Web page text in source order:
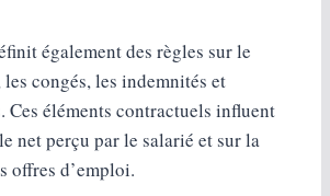
également des règles sur le
congés, les indemnités et
Ces éléments contractuels influent
net perçu par le salarié et sur la
offres d’emploi.